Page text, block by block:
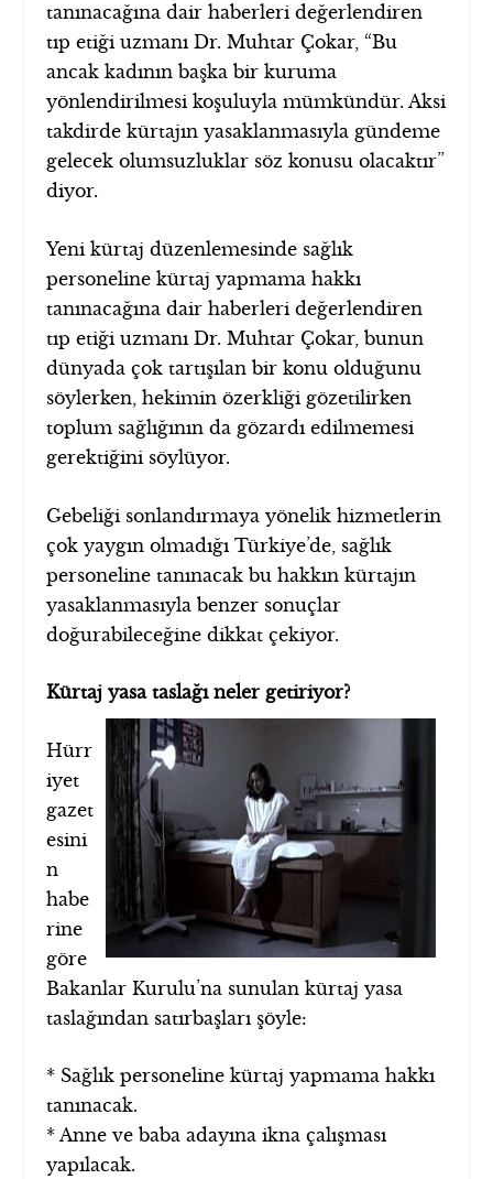
tanınacağına dair haberleri değerlendiren
tıp etiği uzmanı Dr. Muhtar Çokar, “Bu
ancak kadının başka bir kuruma
yönlendirilmesi koşuluyla mümkündür. Aksi
takdirde kürtajın yasaklanmasıyla gündeme
gelecek olumsuzluklar söz konusu olacaktır”
diyor.
Yeni kürtaj düzenlemesinde sağlık
personeline kürtaj yapmama hakkı
tanınacağına dair haberleri değerlendiren
tıp etiği uzmanı Dr. Muhtar Çokar, bunun
dünyada çok tartışılan bir konu olduğunu
söylerken, hekimin özerkliği gözetilirken
toplum sağlığının da gözardı edilmemesi
gerektiğini söylüyor.
Gebeliği sonlandırmaya yönelik hizmetlerin
çok yaygın olmadığı Türkiye’de, sağlık
personeline tanınacak bu hakkın kürtajın
yasaklanmasıyla benzer sonuçlar
doğurabileceğine dikkat çekiyor.
Kürtaj yasa taslağı neler getiriyor?
Hürr
iyet
gazet
esini
n
habe
rine
göre
Bakanlar Kurulu’na sunulan kürtaj yasa
taslağından satırbaşları şöyle:
* Sağlık personeline kürtaj yapmama hakkı
tanınacak.
* Anne ve baba adayına ikna çalışması
yapılacak.